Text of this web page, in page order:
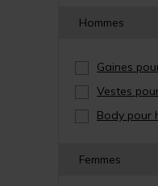
Hommes
Gaines
Vestes
Body pour
Femmes